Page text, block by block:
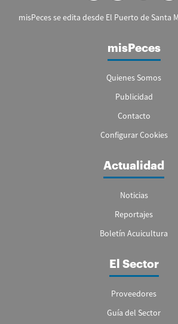
misPeces se edita desde El Puerto de Santa
misPeces
Quienes Somos
Publicidad
Contacto
Configurar Cookies
Actualidad
Noticias
Reportajes
Boletín Acuicultura
El Sector
Proveedores
Guía del Sector